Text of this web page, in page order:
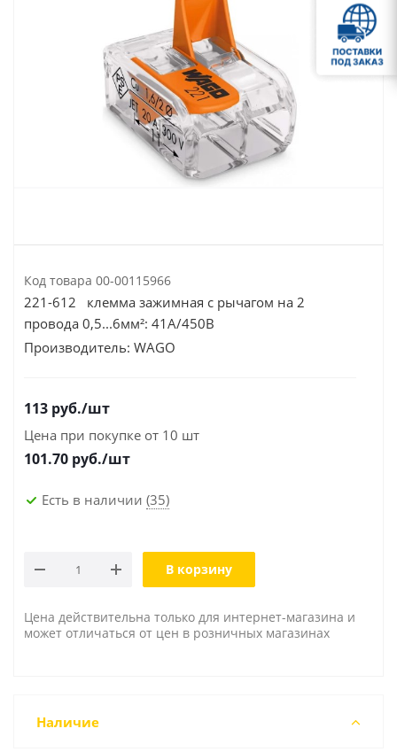
Код товара 00-00115966
221-612 клемма зажимная с рычагом на 2
провода 0,5...6мм²: 41А/450В
Производитель: WAGO
113 руб./шт
Цена при покупке от 10 шт
101.70 руб./шт
Есть в наличии (35)
В корзину
Цена действительна только для интернет-магазина и
может отличаться от цен в розничных магазинах
Наличие